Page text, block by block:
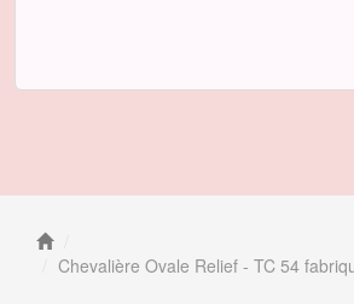
Chevalière Ovale Relief - TC 54